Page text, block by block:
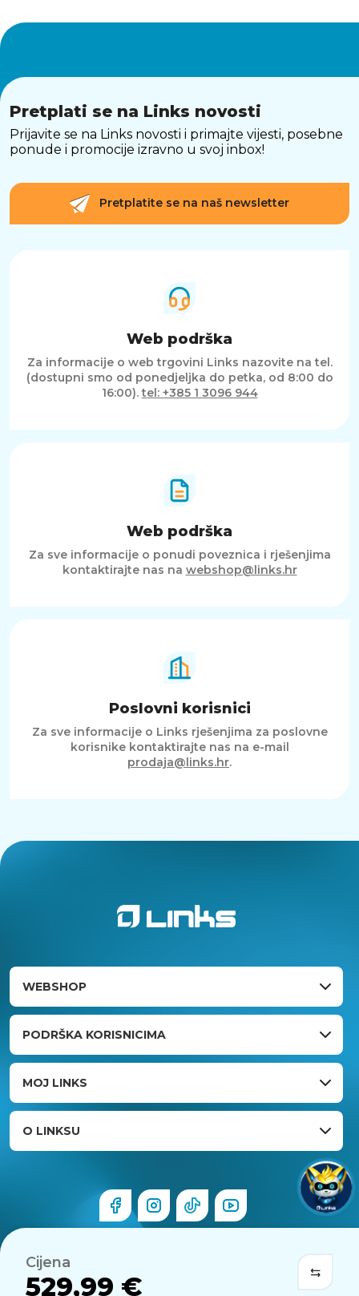
Cijena
529,99 €
Pretplati se na Links novosti
Prijavite se na Links novosti i primajte vijesti, posebne
ponude i promocije izravno u svoj inbox!
Pretplatite se na naš newsletter
Web podrška
Za informacije o web trgovini Links nazovite na tel.
(dostupni smo od ponedjeljka do petka, od 8:00 do
16:00).tel: +385 1 3096 944
Web podrška
Za sve informacije o ponudi poveznica i rješenjima
kontaktirajte nas na webshop@links.hr
Poslovni korisnici
Za sve informacije o Links rješenjima za poslovne
korisnike kontaktirajte nas na e-mail
prodaja@links.hr.
WEBSHOP
PODRŠKA KORISNICIMA
MOJ LINKS
O LINKSU